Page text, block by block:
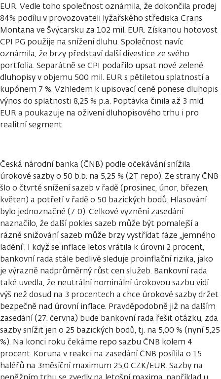
EUR. Vedle toho společnost oznámila, že dokončila prodej
84% podílu v provozovateli lyžařského střediska Crans
Montana ve Švýcarsku za 102 mil. EUR. Získanou hotovost
CPI PG použije na snížení dluhu. Společnost navíc
oznámila, že brzy představí další divestice ze svého
portfolia. Separátně se CPI podařilo upsat nové zelené
dluhopisy v objemu 500 mil. EUR s pětiletou splatností a
kupónem 7 %. Vzhledem k upisovací ceně ponese dluhopis
výnos do splatnosti 8,25 % p.a. Poptávka činila až 3 mld.
EUR a poukazuje na oživení dluhopisového trhu i pro
realitní segment.
Česká národní banka (ČNB) podle očekávání snížila
úrokové sazby o 50 b.b. na 5,25 % (2T repo). Ze strany ČNB
šlo o čtvrté snížení sazeb v řadě (prosinec, únor, březen,
květen) a potřetí v řadě o 50 bazických bodů. Hlasování
bylo jednoznačné (7:0). Celkové vyznění zasedání
naznačilo, že další pokles sazeb může být pomalejší a
rázné snižování sazeb může brzy vystřídat fáze „jemného
ladění“. I když se inflace letos vrátila k úrovni 2 procent,
bankovní rada stále bedlivě sleduje proinflační rizika, jako
je výrazně nadprůměrný růst cen služeb. Bankovní rada
také uvedla, že neutrální nominální úrokovou sazbu vidí
výš než dosud na 3 procentech a chce úrokové sazby držet
bezpečně nad úrovní inflace. Pravděpodobně již na dalším
zasedání (27. června) bude bankovní rada řešit otázku, zda
sazby snížit jen o 25 bazických bodů, tj. na 5,00 % (nyní 5,25
%). Na konci roku čekáme repo sazbu ČNB kolem 4
procent. Koruna v reakci na zasedání ČNB posílila o 15
haléřů na 3měsíční maximum 25,0 CZK/EUR. Sazby na